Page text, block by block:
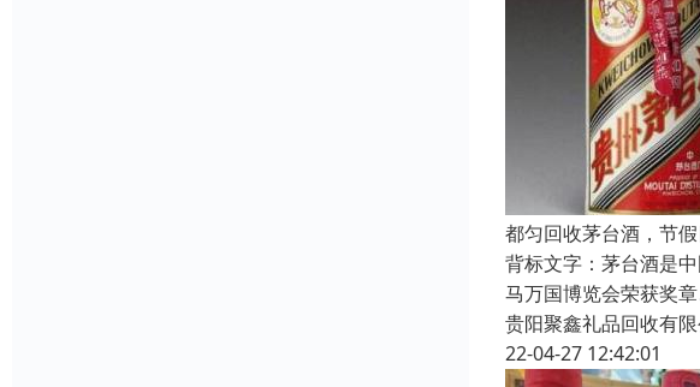
都匀回收茅台酒，节
背标文字：茅台酒是
马万国博览会荣获奖
贵阳聚鑫礼品回收有
22-04-27 12:42:01